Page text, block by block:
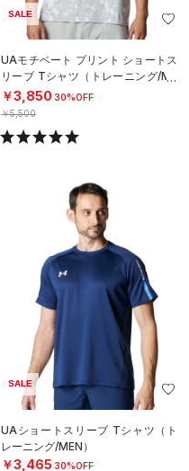
SALE
UAモチベート プリント ショートス
リーブ Tシャツ（トレーニング/ME
N）
￥3,850 30%OFF
￥5,500
SALE
UAショートスリーブ Tシャツ（ト
レーニング/MEN）
￥3,465 30%OFF